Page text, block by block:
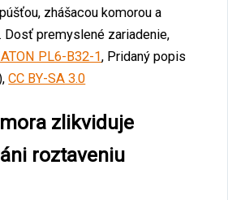
zhášacou komorou a
premyslené zariadenie,
PL6-B32-1, Pridaný popis
CC BY-SA 3.0
zlikviduje
roztaveniu